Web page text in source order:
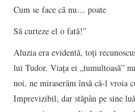
Cum se face că nu… poate
Să curteze el o fată!”
Aluzia era evidentă, toţi
lui Tudor. Viaţa ei „tumultoasă”
noi, ne miraserăm însă că-l vroia
Imprevizibil, dar stăpân pe sine